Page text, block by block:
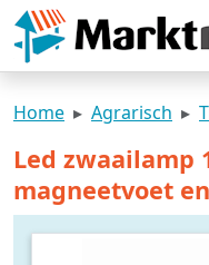
Home Agrarisch
Led zwaailamp
magneetvoet